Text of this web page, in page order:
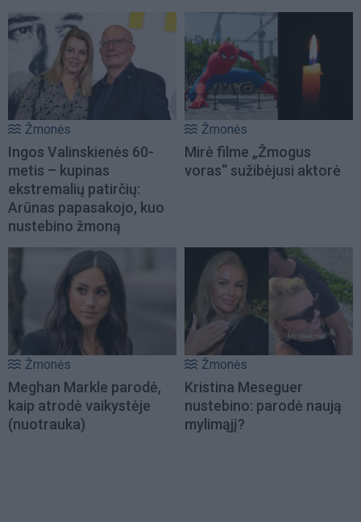
Žmonės
Ingos Valinskienės 60-
metis – kupinas
ekstremalių patirčių:
Arūnas papasakojo, kuo
nustebino žmoną
Žmonės
Mirė filme „Žmogus
voras“ sužibėjusi aktorė
Žmonės
Meghan Markle parodė,
kaip atrodė vaikystėje
(nuotrauka)
Žmonės
Kristina Meseguer
nustebino: parodė naują
mylimąjį?